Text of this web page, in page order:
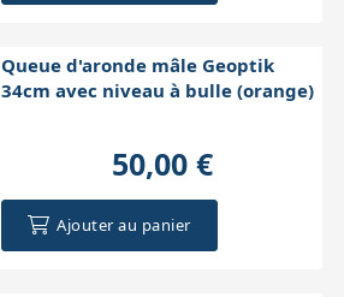
Queue d'aronde mâle Geoptik
34cm avec niveau à bulle (orange)
50,00 €
Ajouter au panier